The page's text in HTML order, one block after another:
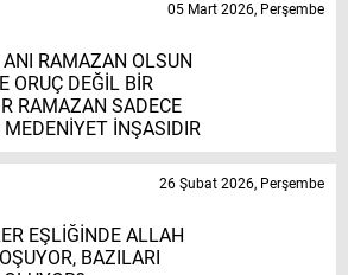
RAMAZAN OLSUN
ORUÇ DEĞİL BİR
RAMAZAN SADECE
İNŞASIDIR
05 Mart 2026, Perşembe
EŞLİĞİNDE ALLAH
BAZILARI
26 Şubat 2026, Perşembe